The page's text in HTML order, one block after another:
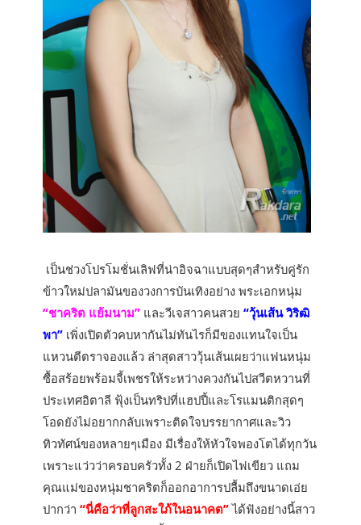
เป็นช่วงโปรโมชั่นเลิฟที่น่าอิจฉาแบบสุดๆสำหรับคู่รัก
ข้าวใหม่ปลามันของวงการบันเทิงอย่าง พระเอกหนุ่ม
“ชาคริต แย้มนาม” และวีเจสาวคนสวย“วุ้นเส้น วิริฒิ
พา” เพิ่งเปิดตัวคบหากันไม่ทันไรก็มีของแทนใจเป็น
แหวนตีตราจองแล้ว ล่าสุดสาววุ้นเส้นเผยว่าแฟนหนุ่ม
ซื้อสร้อยพร้อมจี้เพชรให้ระหว่างควงกันไปสวีตหวานที่
ประเทศอิตาลี ฟุ้งเป็นทริปที่แฮปปี้และโรแมนติกสุดๆ
โอดยังไม่อยากกลับเพราะติดใจบรรยากาศและวิว
ทิวทัศน์ของหลายๆเมือง มีเรื่องให้หัวใจพองโตได้ทุกวัน
เพราะแว่วว่าครอบครัวทั้ง 2 ฝ่ายก็เปิดไฟเขียว แถม
คุณแม่ของหนุ่มชาคริตก็ออกอาการปลื้มถึงขนาดเอ่ย
ปากว่า“นี่คือว่าที่ลูกสะใภ้ในอนาคต”ได้ฟังอย่างนี้สาว